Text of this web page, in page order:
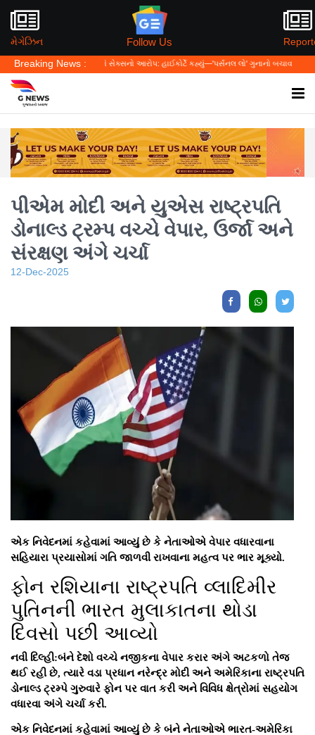
મેગેઝિન Follow Us
Breaking News :
હલાલાના નામે સેક્સનો આરોપ: હાઈકોર્ટે કહ્યું—'પર્સનલ લો' ગુનાનો બચાવ નહીં બને ડિજિટલ
પીએમ મોદી અને યુએસ રાષ્ટ્રપતિ
ડોનાલ્ડ ટ્રમ્પ વચ્ચે વેપાર, ઉર્જા અને
સંરક્ષણ અંગે ચર્ચા
12-Dec-2025
એક નિવેદનમાં કહેવામાં આવ્યું છે કે નેતાઓએ વેપાર વધારવાના
સહિયારા પ્રયાસોમાં ગતિ જાળવી રાખવાના મહત્વ પર ભાર મૂક્યો.
ફોન રશિયાના રાષ્ટ્રપતિ વ્લાદિમીર
પુતિનની ભારત મુલાકાતના થોડા
દિવસો પછી આવ્યો
નવી દિલ્હી:બંને દેશો વચ્ચે નજીકના વેપાર કરાર અંગે અટકળો તેજ
થઈ રહી છે, ત્યારે વડા પ્રધાન નરેન્દ્ર મોદી અને અમેરિકાના રાષ્ટ્રપતિ
ડોનાલ્ડ ટ્રમ્પે ગુરુવારે ફોન પર વાત કરી અને વિવિધ ક્ષેત્રોમાં સહયોગ
વધારવા અંગે ચર્ચા કરી.
એક નિવેદનમાં કહેવામાં આવ્યું છે કે બંને નેતાઓએ ભારત-અમેરિકા